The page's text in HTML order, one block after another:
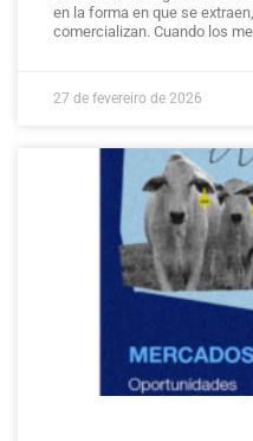
en la forma en que se
comercializan. Cuando los
27 de fevereiro de 2026